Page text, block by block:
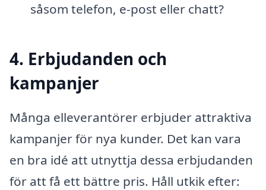
såsom telefon, e-post eller chatt?
4. Erbjudanden och
kampanjer
Många elleverantörer erbjuder attraktiva
kampanjer för nya kunder. Det kan vara
en bra idé att utnyttja dessa erbjudanden
för att få ett bättre pris. Håll utkik efter: